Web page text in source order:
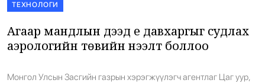
ТЕХНОЛОГИ
Агаар мандлын дээд үе давхаргыг судлах
аэрологийн төвийн нээлт боллоо
Монгол Улсын Засгийн газрын хэрэгжүүлэгч агентлаг Цаг уур,